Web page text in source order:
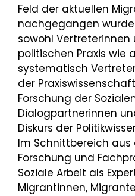
Feld der aktuellen
nachgegangen
sowohl
politischen Praxis wie
systematisch
der
Forschung der
Dialogpartnerinnen
Diskurs der
Im Schnittbereich
Forschung und
Soziale Arbeit als
Migrantinnen,